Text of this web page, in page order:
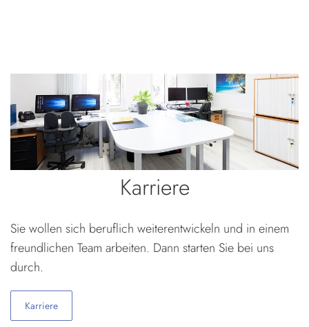
Karriere
Sie wollen sich beruflich weiterentwickeln und in einem
freundlichen Team arbeiten. Dann starten Sie bei uns
durch.
Karriere